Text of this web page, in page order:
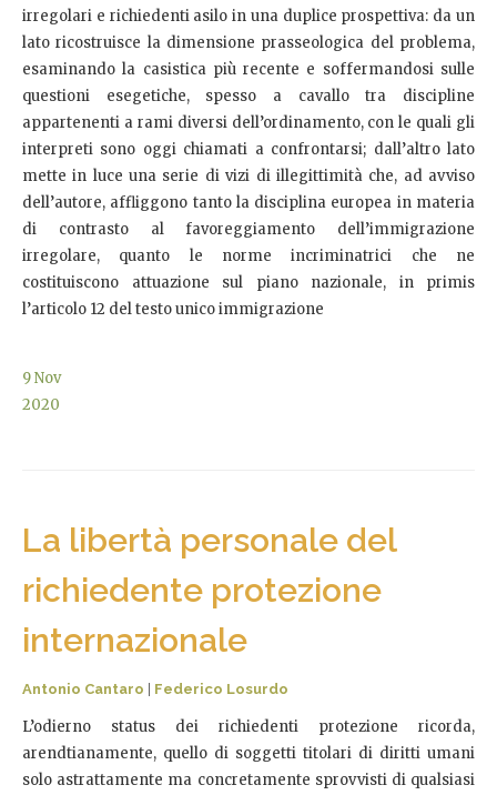
irregolari e richiedenti asilo in una duplice prospettiva: da un
lato ricostruisce la dimensione prasseologica del problema,
esaminando la casistica più recente e soffermandosi sulle
questioni esegetiche, spesso a cavallo tra discipline
appartenenti a rami diversi dell’ordinamento, con le quali gli
interpreti sono oggi chiamati a confrontarsi; dall’altro lato
mette in luce una serie di vizi di illegittimità che, ad avviso
dell’autore, affliggono tanto la disciplina europea in materia
di contrasto al favoreggiamento dell’immigrazione
irregolare, quanto le norme incriminatrici che ne
costituiscono attuazione sul piano nazionale, in primis
l’articolo 12 del testo unico immigrazione
9Nov
2020
La libertà personale del
richiedente protezione
internazionale
Antonio Cantaro Federico Losurdo
L’odierno status dei richiedenti protezione ricorda,
arendtianamente, quello di soggetti titolari di diritti umani
solo astrattamente ma concretamente sprovvisti di qualsiasi